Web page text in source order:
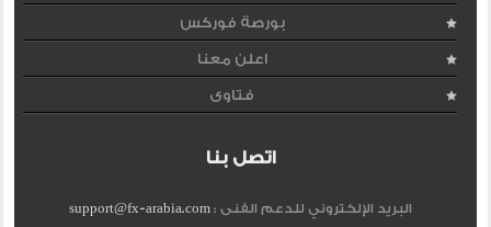
بورصة فوركس
اعلن معنا
فتاوى
اتصل بنا
البريد الإلكتروني للدعم الفنى :support@fx-arabia.com